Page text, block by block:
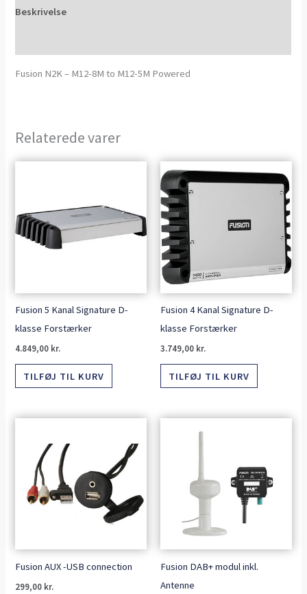
Beskrivelse
Fusion N2K – M12-8M to M12-5M Powered
Relaterede varer
Fusion 5 Kanal Signature D-
klasse Forstærker
4.849,00 kr.
TILFØJ TIL KURV
Fusion 4 Kanal Signature D-
klasse Forstærker
3.749,00 kr.
TILFØJ TIL KURV
Fusion AUX -USB connection
299,00 kr.
Fusion DAB+ modul inkl.
Antenne